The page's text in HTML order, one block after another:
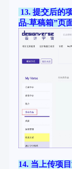
13. 提交后的
品-草稿箱”页
14. 当 上传项